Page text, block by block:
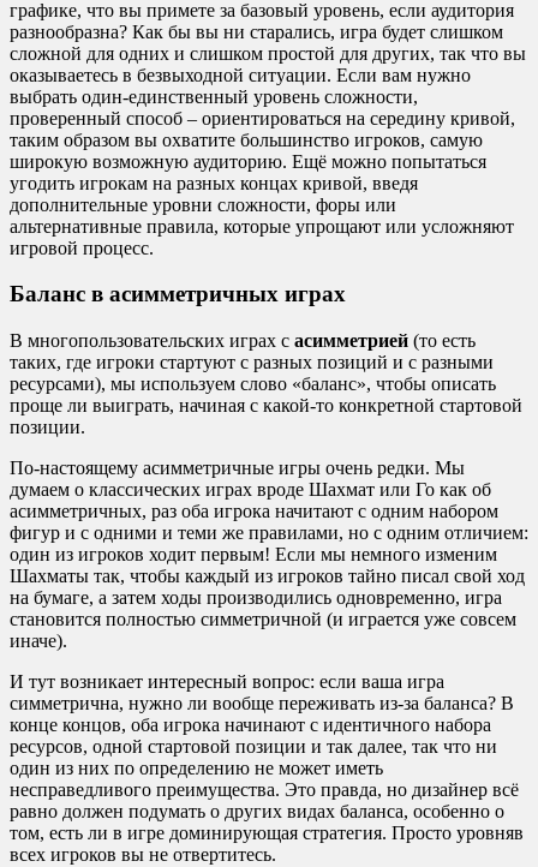
графике, что вы примете за базовый уровень, если аудитория
разнообразна? Как бы вы ни старались, игра будет слишком
сложной для одних и слишком простой для других, так что вы
оказываетесь в безвыходной ситуации. Если вам нужно
выбрать один-единственный уровень сложности,
проверенный способ – ориентироваться на середину кривой,
таким образом вы охватите большинство игроков, самую
широкую возможную аудиторию. Ещё можно попытаться
угодить игрокам на разных концах кривой, введя
дополнительные уровни сложности, форы или
альтернативные правила, которые упрощают или усложняют
игровой процесс.
Баланс в асимметричных играх
В многопользовательских играх с асимметрией (то есть
таких, где игроки стартуют с разных позиций и с разными
ресурсами), мы используем слово «баланс», чтобы описать
проще ли выиграть, начиная с какой-то конкретной стартовой
позиции.
По-настоящему асимметричные игры очень редки. Мы
думаем о классических играх вроде Шахмат или Го как об
асимметричных, раз оба игрока начитают с одним набором
фигур и с одними и теми же правилами, но с одним отличием:
один из игроков ходит первым! Если мы немного изменим
Шахматы так, чтобы каждый из игроков тайно писал свой ход
на бумаге, а затем ходы производились одновременно, игра
становится полностью симметричной (и играется уже совсем
иначе).
И тут возникает интересный вопрос: если ваша игра
симметрична, нужно ли вообще переживать из-за баланса? В
конце концов, оба игрока начинают с идентичного набора
ресурсов, одной стартовой позиции и так далее, так что ни
один из них по определению не может иметь
несправедливого преимущества. Это правда, но дизайнер всё
равно должен подумать о других видах баланса, особенно о
том, есть ли в игре доминирующая стратегия. Просто уровняв
всех игроков вы не отвертитесь.